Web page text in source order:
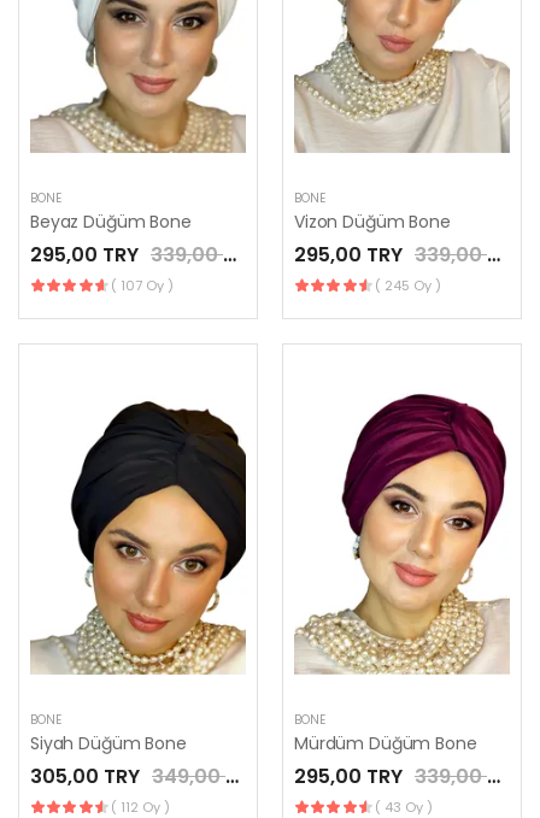
BONE
Beyaz Düğüm Bone
295,00 TRY 339,00 TRY
( 107 Oy )
BONE
Vizon Düğüm Bone
295,00 TRY 339,00 TRY
( 245 Oy )
BONE
Siyah Düğüm Bone
305,00 TRY 349,00 TRY
( 112 Oy )
BONE
Mürdüm Düğüm Bone
295,00 TRY 339,00 TRY
( 43 Oy )